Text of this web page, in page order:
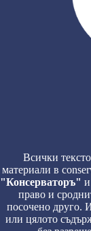
Всички
материали в
"Консерваторъ"
право и
посочено друго.
или цялото